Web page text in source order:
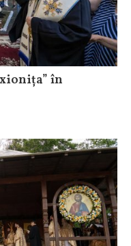
în